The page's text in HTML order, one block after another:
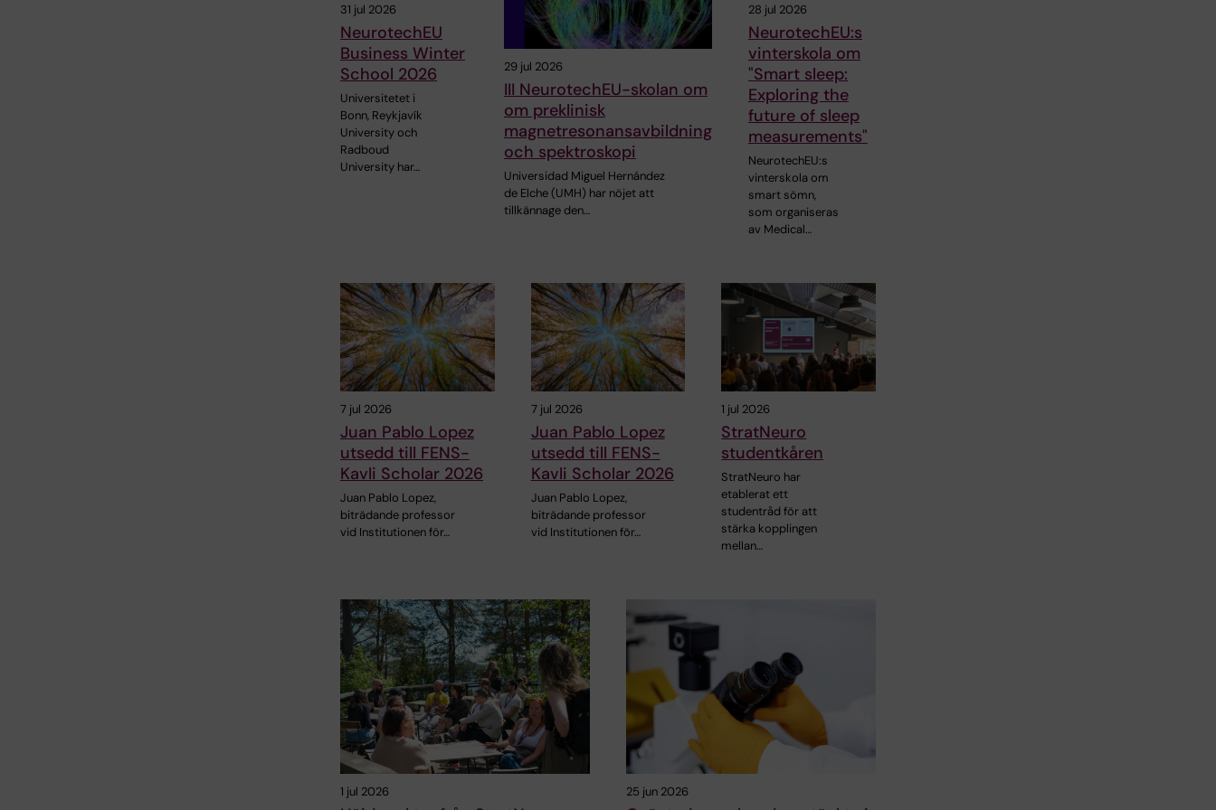
31 jul 2026
NeurotechEU
Business Winter
School 2026
Universitetet i
Bonn, Reykjavík
University och
Radboud
University har…
29 jul 2026
III NeurotechEU-skolan om
om preklinisk
magnetresonansavbildning
och spektroskopi
Universidad Miguel Hernández
de Elche (UMH) har nöjet att
tillkännage den…
28 jul 2026
NeurotechEU:s
vinterskola om
"Smart sleep:
Exploring the
future of sleep
measurements"
NeurotechEU:s
vinterskola om
smart sömn,
som organiseras
av Medical…
7 jul 2026
Juan Pablo Lopez
utsedd till FENS-
Kavli Scholar 2026
Juan Pablo Lopez,
biträdande professor
vid Institutionen för…
7 jul 2026
Juan Pablo Lopez
utsedd till FENS-
Kavli Scholar 2026
Juan Pablo Lopez,
biträdande professor
vid Institutionen för…
1 jul 2026
StratNeuro
studentkåren
StratNeuro har
etablerat ett
studentråd för att
stärka kopplingen
mellan…
1 jul 2026 25 jun 2026